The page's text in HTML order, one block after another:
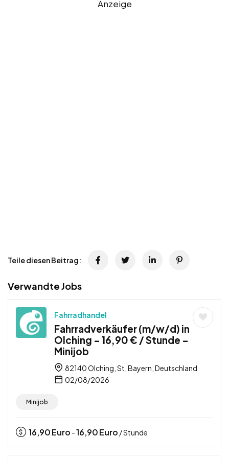
Anzeige
Teile diesen Beitrag:
Verwandte Jobs
Fahrradhandel
Fahrradverkäufer (m/w/d) in
Olching – 16,90 € / Stunde –
Minijob
82140 Olching, St, Bayern, Deutschland
02/08/2026
Minijob
16,90Euro -16,90Euro / Stunde